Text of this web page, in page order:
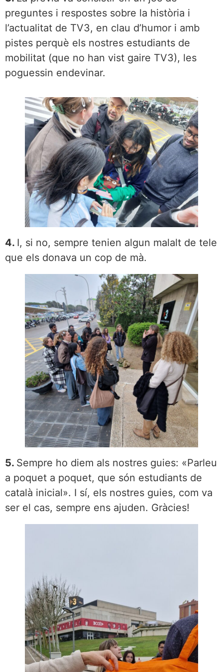
preguntes i respostes sobre la història i
l’actualitat de TV3, en clau d’humor i amb
pistes perquè els nostres estudiants de
mobilitat (que no han vist gaire TV3), les
poguessin endevinar.
4. I, si no, sempre tenien algun malalt de tele
que els donava un cop de mà.
5. Sempre ho diem als nostres guies: «Parleu
a poquet a poquet, que són estudiants de
català inicial». I sí, els nostres guies, com va
ser el cas, sempre ens ajuden. Gràcies!